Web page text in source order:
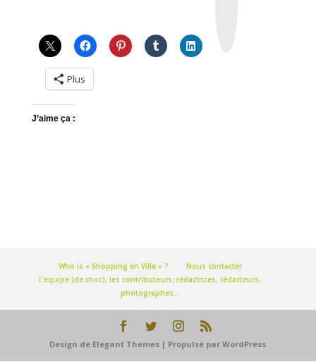
Plus
J’aime ça :
Who is « Shopping en Ville » ?
Nous contacter
L’équipe (de choc), les contributeurs, rédactrices, rédacteurs,
photographes…
Design de Elegant Themes | Propulsé parWordPress